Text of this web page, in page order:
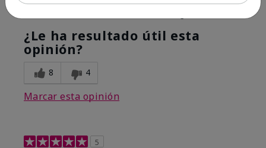
¿Le ha resultado útil esta
opinión?
8 4
Marcar esta opinión
5